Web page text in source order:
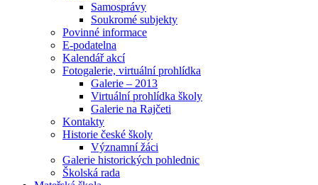
Samosprávy
Soukromé subjekty
Povinné informace
E-podatelna
Kalendář akcí
Fotogalerie, virtuální prohlídka
Galerie – 2013
Virtuální prohlídka školy
Galerie na Rajčeti
Kontakty
Historie české školy
Významní žáci
Galerie historických pohlednic
Školská rada